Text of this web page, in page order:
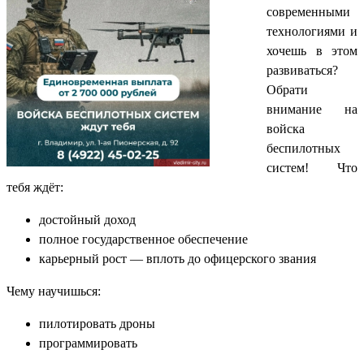
современными
технологиями и
хочешь в этом
развиваться?
Обрати
внимание на
войска
беспилотных
систем! Что
тебя ждёт:
достойный доход
полное государственное обеспечение
карьерный рост — вплоть до офицерского звания
Чему научишься:
пилотировать дроны
программировать